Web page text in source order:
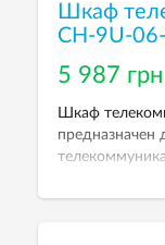
Шкаф
СН-9U-
5 987 грн
Шкаф
предназначен
9U. Размеры